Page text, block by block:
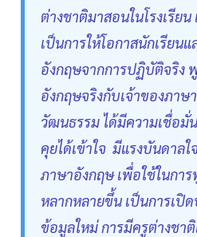
ต่างชาติมาสอนในโรงเรีย
เป็นการให้โอกาสนักเรียน
อังกฤษจากการปฏิบัติจริง
อังกฤษจริงกับเจ้าของภาษ
วัฒนธรรม ได้มีความเชื่อมั่
คุยได้เข้าใจ มีแรงบันดาล
ภาษาอังกฤษ เพื่อใช้ในกา
หลากหลายขึ้น เป็นการเปิ
ข้อมูลใหม่ การมีครูต่างชาติ